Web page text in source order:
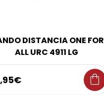
DISTANCIA ONE FOR
ALL URC 4911 LG
shopping_bag